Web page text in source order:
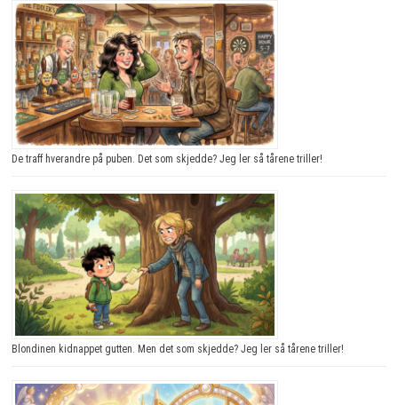
De traff hverandre på puben. Det som skjedde? Jeg ler så tårene triller!
Blondinen kidnappet gutten. Men det som skjedde? Jeg ler så tårene triller!